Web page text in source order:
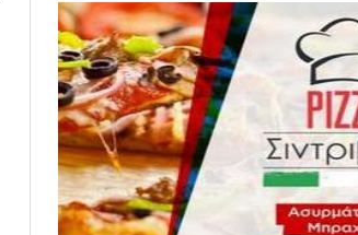
Θλίψη για τον χαμό του
Mαρσέλλου
August 04, 2026